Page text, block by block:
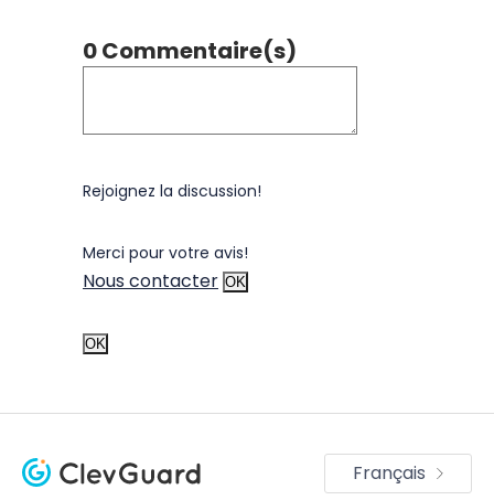
0 Commentaire(s)
Rejoignez la discussion!
Merci pour votre avis!
Nous contacter OK
OK
Français